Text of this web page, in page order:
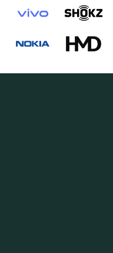
IPHONE 16 PRO MAX